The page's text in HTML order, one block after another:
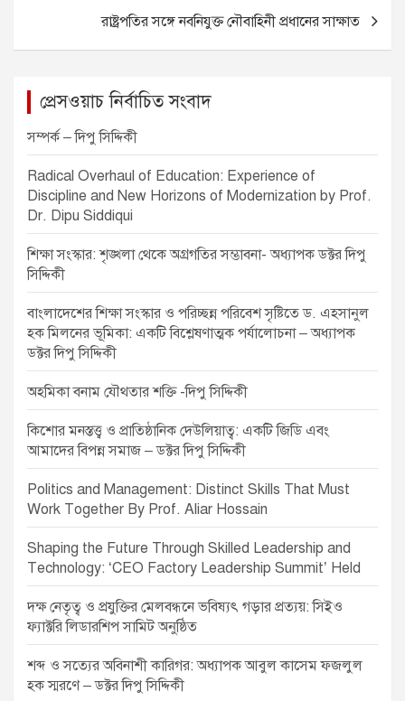
er p
রাষ্ট্রপতির সঙ্গে নবনিযুক্ত নৌবাহিনী প্রধানের সাক্ষাত
প্রেসওয়াচ নির্বাচিত সংবাদ
সম্পর্ক – দিপু সিদ্দিকী
Radical Overhaul of Education: Experience of
Discipline and New Horizons of Modernization by Prof.
Dr. Dipu Siddiqui
শিক্ষা সংস্কার: শৃঙ্খলা থেকে অগ্রগতির সম্ভাবনা- অধ্যাপক ডক্টর দিপু
সিদ্দিকী
বাংলাদেশের শিক্ষা সংস্কার ও পরিচ্ছন্ন পরিবেশ সৃষ্টিতে ড. এহসানুল
হক মিলনের ভূমিকা: একটি বিশ্লেষণাত্মক পর্যালোচনা – অধ্যাপক
ডক্টর দিপু সিদ্দিকী
অহমিকা বনাম যৌথতার শক্তি -দিপু সিদ্দিকী
কিশোর মনস্তত্ত্ব ও প্রাতিষ্ঠানিক দেউলিয়াত্ব: একটি জিডি এবং
আমাদের বিপন্ন সমাজ – ডক্টর দিপু সিদ্দিকী
Politics and Management: Distinct Skills That Must
Work Together By Prof. Aliar Hossain
Shaping the Future Through Skilled Leadership and
Technology: ‘CEO Factory Leadership Summit’ Held
দক্ষ নেতৃত্ব ও প্রযুক্তির মেলবন্ধনে ভবিষ্যৎ গড়ার প্রত্যয়: সিইও
ফ্যাক্টরি লিডারশিপ সামিট অনুষ্ঠিত
শব্দ ও সত্যের অবিনাশী কারিগর: অধ্যাপক আবুল কাসেম ফজলুল
হক স্মরণে – ডক্টর দিপু সিদ্দিকী